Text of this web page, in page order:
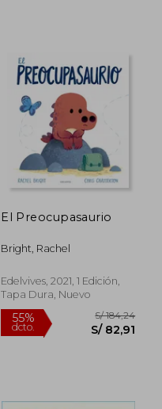
dcto.
El Preocupasaurio
Bright, Rachel
Edelvives, 2021, 1 Edición,
Tapa Dura, Nuevo